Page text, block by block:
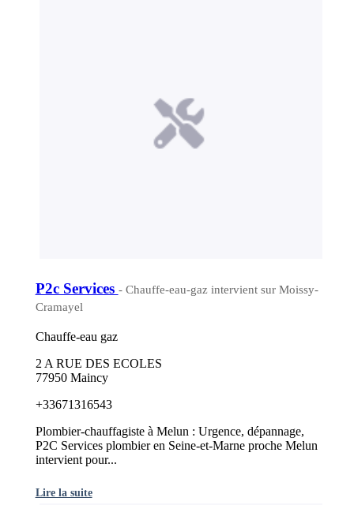
P2c Services - Chauffe-eau-gaz intervient sur Moissy-
Cramayel
Chauffe-eau gaz
2 A RUE DES ECOLES
77950 Maincy
+33671316543
Plombier-chauffagiste à Melun : Urgence, dépannage,
P2C Services plombier en Seine-et-Marne proche Melun
intervient pour...
Lire la suite